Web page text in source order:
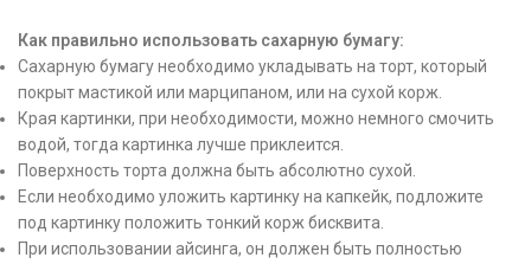
Как правильно использовать сахарную бумагу:
Сахарную бумагу необходимо укладывать на торт, который
покрыт мастикой или марципаном, или на сухой корж.
Края картинки, при необходимости, можно немного смочить
водой, тогда картинка лучше приклеится.
Поверхность торта должна быть абсолютно сухой.
Если необходимо уложить картинку на капкейк, подложите
под картинку положить тонкий корж бисквита.
При использовании айсинга, он должен быть полностью